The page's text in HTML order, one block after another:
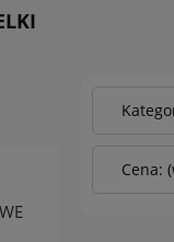
Cena: